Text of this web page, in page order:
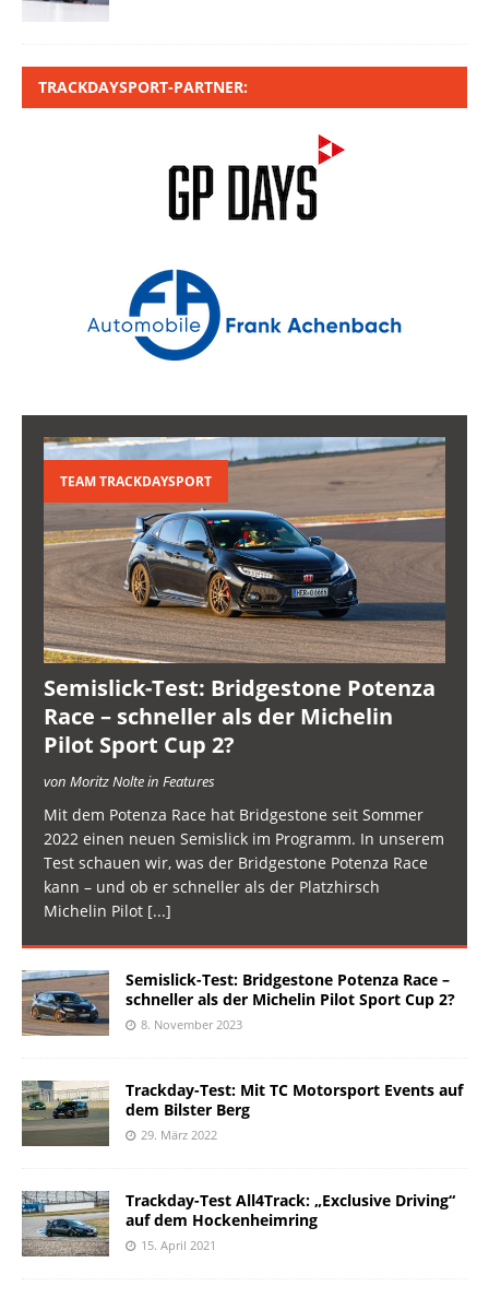
TRACKDAYSPORT-PARTNER:
TEAM TRACKDAYSPORT
Semislick-Test: Bridgestone Potenza
Race – schneller als der Michelin
Pilot Sport Cup 2?
von Moritz Nolte in Features
Mit dem Potenza Race hat Bridgestone seit Sommer
2022 einen neuen Semislick im Programm. In unserem
Test schauen wir, was der Bridgestone Potenza Race
kann – und ob er schneller als der Platzhirsch
Michelin Pilot [...]
Semislick-Test: Bridgestone Potenza Race –
schneller als der Michelin Pilot Sport Cup 2?
8. November 2023
Trackday-Test: Mit TC Motorsport Events auf
dem Bilster Berg
29. März 2022
Trackday-Test All4Track: „Exclusive Driving“
auf dem Hockenheimring
15. April 2021